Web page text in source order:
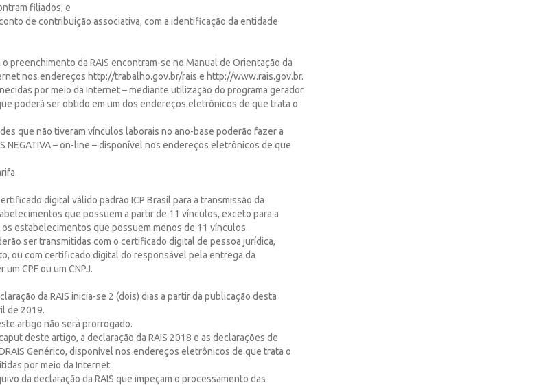
filiados; e
de contribuição associativa, com a identificação da entidade
preenchimento da RAIS encontram-se no Manual de Orientação da
nos endereços http://trabalho.gov.br/rais e http://www.rais.gov.br.
por meio da Internet – mediante utilização do programa gerador
poderá ser obtido em um dos endereços eletrônicos de que trata o
que não tiveram vínculos laborais no ano-base poderão fazer a
NEGATIVA – on-line – disponível nos endereços eletrônicos de que
digital válido padrão ICP Brasil para a transmissão da
que possuem a partir de 11 vínculos, exceto para a
os estabelecimentos que possuem menos de 11 vínculos.
ser transmitidas com o certificado digital de pessoa jurídica,
ou com certificado digital do responsável pela entrega da
CPF ou um CNPJ.
da RAIS inicia-se 2 (dois) dias a partir da publicação desta
de 2019.
artigo não será prorrogado.
deste artigo, a declaração da RAIS 2018 e as declarações de
Genérico, disponível nos endereços eletrônicos de que trata o
por meio da Internet.
da declaração da RAIS que impeçam o processamento das